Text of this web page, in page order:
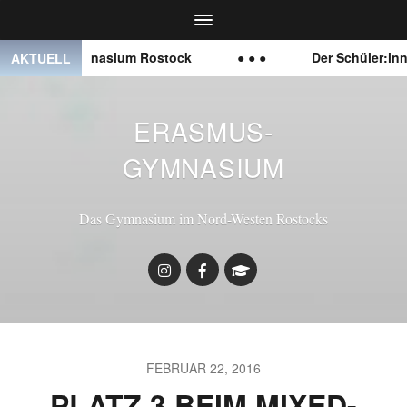
AKTUELL
Gymnasium Rostock Der
ERASMUS-
GYMNASIUM
Das Gymnasium im Nord-Westen Rostocks
FEBRUAR 22, 2016